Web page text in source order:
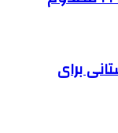
استانی برای